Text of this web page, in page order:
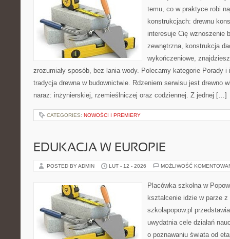
temu, co w praktyce robi
konstrukcjach: drewnu
interesuje Cię wznoszenie
zewnętrzna, konstrukcja
wykończeniowe,
zrozumiały sposób, bez lania wody. Polecamy kategorie Porady
tradycja drewna w budownictwie. Rdzeniem serwisu jest drewno
naraz: inżynierskiej, rzemieślniczej oraz codziennej. Z jednej […]
CATEGORIES: NOWOŚCI I PREMIERY
EDUKACJA W EUROPIE
POSTED BY ADMIN LUT - 12 - 2026 MOŻLIWOŚĆ
Placówka szkolna w
kształcenie idzie w parze
szkolapopow.pl
uwydatnia cele działań
o poznawaniu świata od